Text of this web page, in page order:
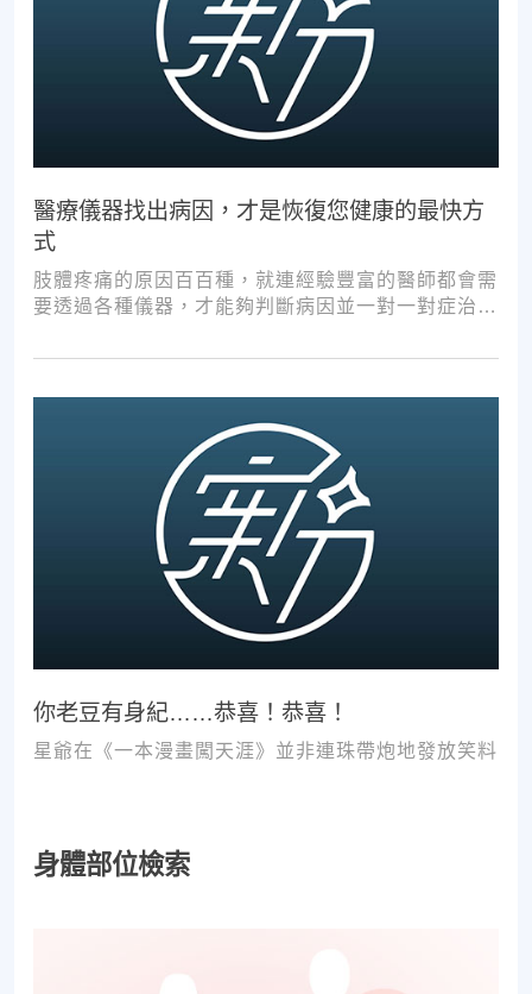
醫療儀器找出病因，才是恢復您健康的最快方
式
肢體疼痛的原因百百種，就連經驗豐富的醫師都會需
要透過各種儀器，才能夠判斷病因並一對一對症治
次推拿、按摩，都難以讓您徹底擺脫不適。
你老豆有身紀……恭喜！恭喜！
星爺在《一本漫畫闖天涯》並非連珠帶炮地發放笑料
身體部位檢索